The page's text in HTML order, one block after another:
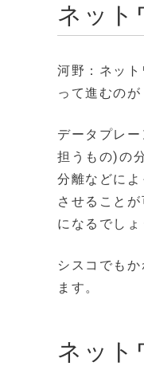
ネット
河野：ネッ
って進むのが
データプレ
担うもの)の
分離などに
させること
になるでしょ
シスコでも
ます。
ネット